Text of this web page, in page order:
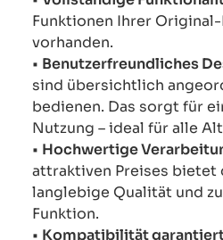
Funktionen Ihrer
vorhanden.
• Benutzerfreundliches
sind übersichtlich
bedienen. Das sorgt für
Nutzung – ideal für alle
• Hochwertige
attraktiven Preises bietet
langlebige Qualität und
Funktion.
• Kompatibilität